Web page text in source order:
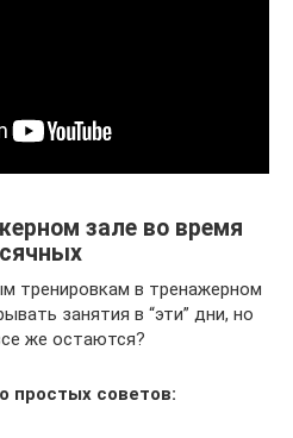
зале во время
тренировкам в тренажерном
занятия в “эти” дни, но
же остаются?
простых советов: